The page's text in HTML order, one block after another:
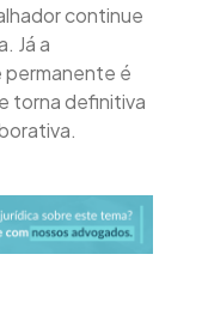
continue
Já a
é
torna definitiva